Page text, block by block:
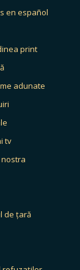
en español
print
adunate
tv
de țară